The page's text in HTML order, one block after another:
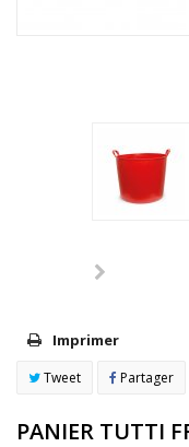
Imprimer
Tweet Partager
PANIER TUTTI